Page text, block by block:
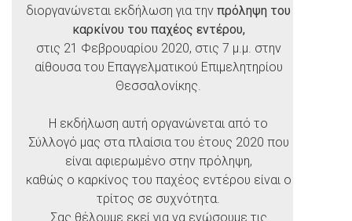
διοργανώνεται εκδήλωση για την πρόληψη του
καρκίνου του παχέος εντέρου,
στις 21 Φεβρουαρίου 2020, στις 7 μ.μ. στην
αίθουσα του Επαγγελματικού Επιμελητηρίου
Θεσσαλονίκης.
Η εκδήλωση αυτή οργανώνεται από το
Σύλλογό μας στα πλαίσια του έτους 2020 που
είναι αφιερωμένο στην πρόληψη,
καθώς ο καρκίνος του παχέος εντέρου είναι ο
τρίτος σε συχνότητα.
Σας θέλουμε εκεί για να ενώσουμε τις